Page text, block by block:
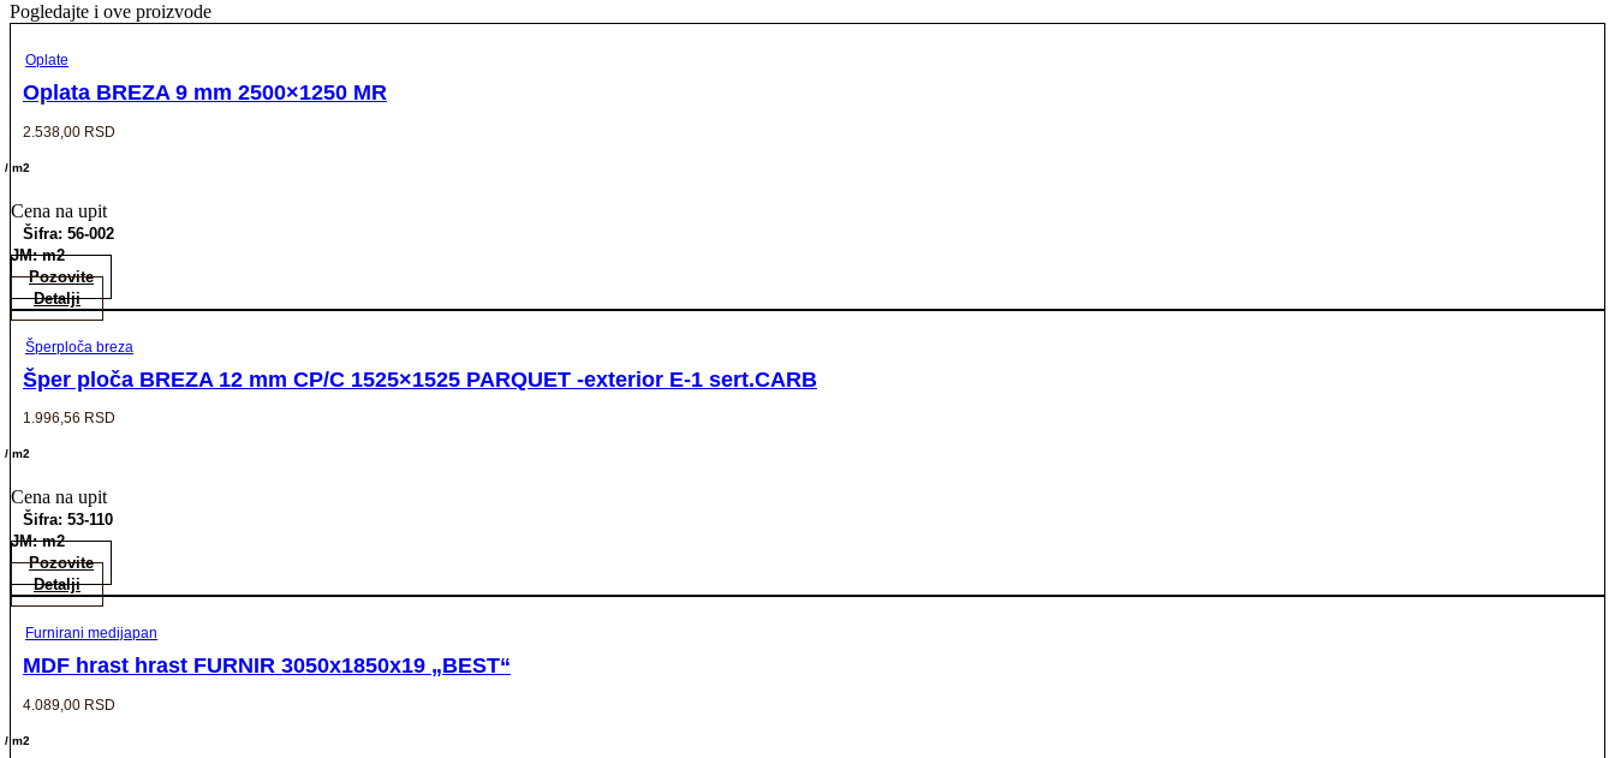
Pogledajte i ove proizvode
Oplate
Oplata BREZA 9 mm 2500×1250 MR
2.538,00 RSD
/ m2
Cena na upit
Šifra: 56-002
JM: m2
Pozovite
Detalji
Šperploča breza
Šper ploča BREZA 12 mm CP/C 1525×1525 PARQUET -exterior E-1 sert.CARB
1.996,56 RSD
/ m2
Cena na upit
Šifra: 53-110
JM: m2
Pozovite
Detalji
Furnirani medijapan
MDF hrast hrast FURNIR 3050x1850x19 „BEST“
4.089,00 RSD
/ m2